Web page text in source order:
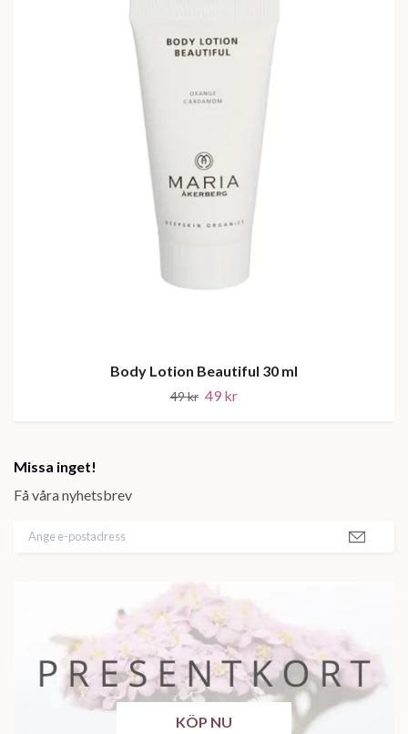
Missa inget!
Få våra nyhetsbrev
KÖP NU
Body Lotion Beautiful 30 ml
49 kr 49 kr